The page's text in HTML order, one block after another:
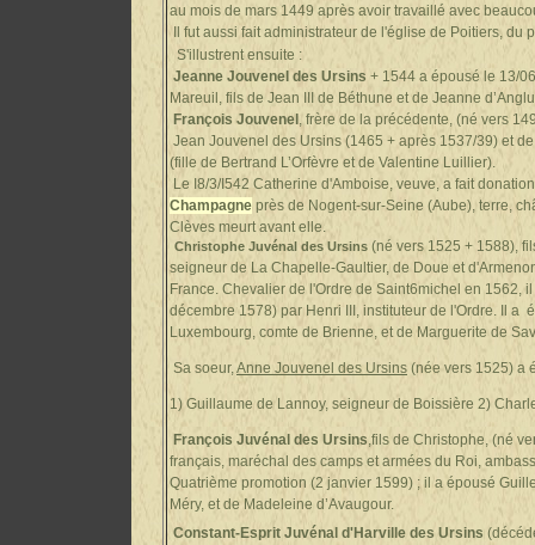
au mois de mars 1449 après avoir travaillé avec
Il fut aussi fait administrateur de l'église de Poitiers,
S'illustrent ensuite :
Jeanne Jouvenel des Ursins + 1544 a épousé le 13/
Mareuil, fils de Jean III de Béthune et de Jeanne
François Jouvenel , frère de la précédente, (né vers
Jean Jouvenel des Ursins (1465 + après 1537/39) et
(fille de Bertrand L’Orfèvre et de Valentine Luillier).
Le I8/3/I542 Catherine d'Amboise, veuve, a fait
Champagne près de Nogent-sur-Seine (Aube), terre,
Clèves meurt avant elle.
Christophe Juvénal des Ursins (né vers 1525 + 1588),
seigneur de La Chapelle-Gaultier, de Doue et
France. Chevalier de l'Ordre de Saint6michel en 1562,
décembre 1578) par Henri III, instituteur de l'Ordre. Il a
Luxembourg, comte de Brienne, et de Marguerite de
Sa soeur,Anne Jouvenel des Ursins (née vers 1525) a
1) Guillaume de Lannoy, seigneur de Boissière 2)
François Juvénal des Ursins,fils de Christophe, (né
français, maréchal des camps et armées du Roi,
Quatrième promotion (2 janvier 1599) ; il a épousé
Méry, et de Madeleine d’Avaugour.
Constant-Esprit Juvénal d'Harville des Ursins